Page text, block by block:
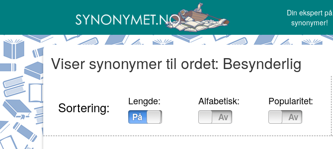
Din ekspert på
synonymer!
Viser synonymer til ordet: Besynderlig
Sortering: Lengde:
På
Alfabetisk:
Av
Popularitet:
Av